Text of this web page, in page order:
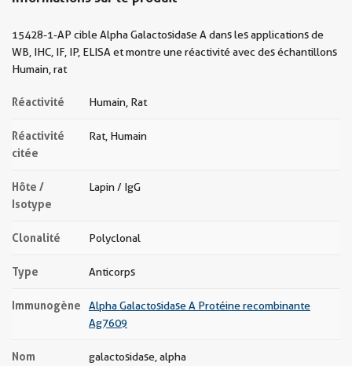
15428-1-AP cible Alpha Galactosidase A dans les applications de
WB, IHC, IF, IP, ELISA et montre une réactivité avec des échantillons
Humain, rat
Réactivité Humain, Rat
Réactivité
citée
Rat, Humain
Hôte /
Isotype
Lapin / IgG
Clonalité Polyclonal
Type Anticorps
Immunogène
Alpha Galactosidase A Protéine recombinante
Ag7609
Nom
galactosidase, alpha